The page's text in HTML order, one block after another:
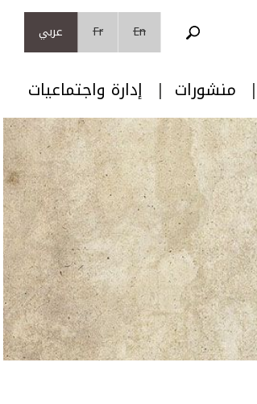
En
Fr عربي
منشورات إدارة واجتماعيات